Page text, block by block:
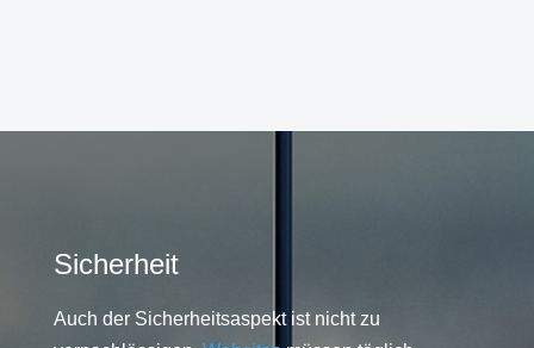
Sicherheit
Auch der Sicherheitsaspekt ist nicht zu